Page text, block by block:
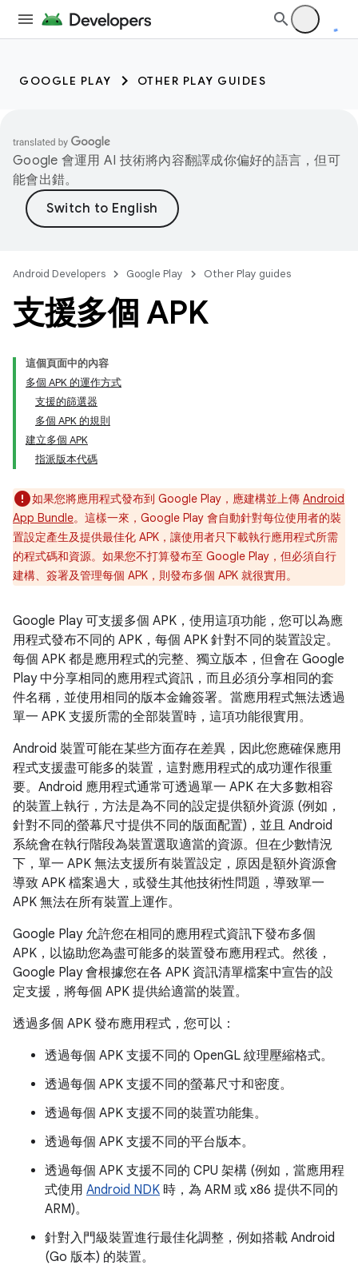
GOOGLE PLAY OTHER PLAY GUIDES
Google 會運用 AI 技術將內容翻譯成你偏好的語言，但可
能會出錯。
Android Developers Google Play Other Play guides
支援多個 APK
這個頁面中的內容
多個 APK 的運作方式
支援的篩選器
多個 APK 的規則
建立多個 APK
指派版本代碼
如果您將應用程式發布到 Google Play，應建構並上傳 Android
App Bundle。這樣一來，Google Play 會自動針對每位使用者的裝
置設定產生及提供最佳化 APK，讓使用者只下載執行應用程式所需
的程式碼和資源。如果您不打算發布至 Google Play，但必須自行
建構、簽署及管理每個 APK，則發布多個 APK 就很實用。
Google Play 可支援多個 APK，使用這項功能，您可以為應
用程式發布不同的 APK，每個 APK 針對不同的裝置設定。
每個 APK 都是應用程式的完整、獨立版本，但會在 Google
Play 中分享相同的應用程式資訊，而且必須分享相同的套
件名稱，並使用相同的版本金鑰簽署。當應用程式無法透過
單一 APK 支援所需的全部裝置時，這項功能很實用。
Android 裝置可能在某些方面存在差異，因此您應確保應用
程式支援盡可能多的裝置，這對應用程式的成功運作很重
要。Android 應用程式通常可透過單一 APK 在大多數相容
的裝置上執行，方法是為不同的設定提供額外資源 (例如，
針對不同的螢幕尺寸提供不同的版面配置)，並且 Android
系統會在執行階段為裝置選取適當的資源。但在少數情況
下，單一 APK 無法支援所有裝置設定，原因是額外資源會
導致 APK 檔案過大，或發生其他技術性問題，導致單一
APK 無法在所有裝置上運作。
Google Play 允許您在相同的應用程式資訊下發布多個
APK，以協助您為盡可能多的裝置發布應用程式。然後，
Google Play 會根據您在各 APK 資訊清單檔案中宣告的設
定支援，將每個 APK 提供給適當的裝置。
透過多個 APK 發布應用程式，您可以：
透過每個 APK 支援不同的 OpenGL 紋理壓縮格式。
透過每個 APK 支援不同的螢幕尺寸和密度。
透過每個 APK 支援不同的裝置功能集。
透過每個 APK 支援不同的平台版本。
透過每個 APK 支援不同的 CPU 架構 (例如，當應用程
式使用 Android NDK 時，為 ARM 或 x86 提供不同的
ARM)。
針對入門級裝置進行最佳化調整，例如搭載 Android
(Go 版本) 的裝置。